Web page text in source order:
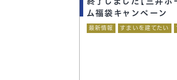
ム福袋キャンペーン
最新情報 すまいを建てたい